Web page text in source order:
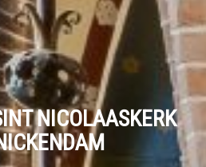
NICOLAASKERK